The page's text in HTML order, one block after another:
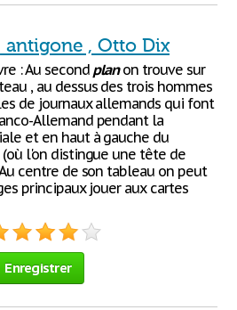
, Otto Dix
: Au second planon trouve sur
, au dessus des trois hommes
de journaux allemands qui font
Allemand pendant la
et en haut à gauche du
l'on distingue une tête de
centre de son tableau on peut
principaux jouer aux cartes
Enregistrer